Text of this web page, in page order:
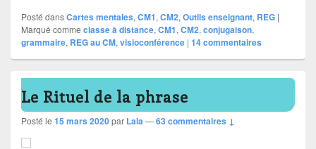
Posté dansCartes mentales,CM1,CM2,Outils enseignant, REG |
Marqué comme classe à distance,CM1,CM2,conjugaison,
grammaire, REG au CM,visioconférence | 14commentaires
Le Rituel de la phrase
Posté le 15 mars 2020par Lala—63 commentaires ↓